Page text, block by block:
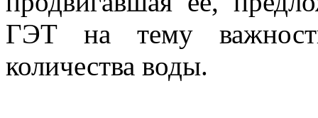
ГЭТ на тему важности
количества воды.